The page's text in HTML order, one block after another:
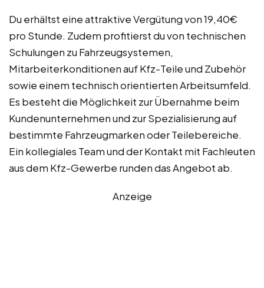
Du erhältst eine attraktive Vergütung von 19,40€
pro Stunde. Zudem profitierst du von technischen
Schulungen zu Fahrzeugsystemen,
Mitarbeiterkonditionen auf Kfz-Teile und Zubehör
sowie einem technisch orientierten Arbeitsumfeld.
Es besteht die Möglichkeit zur Übernahme beim
Kundenunternehmen und zur Spezialisierung auf
bestimmte Fahrzeugmarken oder Teilebereiche.
Ein kollegiales Team und der Kontakt mit Fachleuten
aus dem Kfz-Gewerbe runden das Angebot ab.
Anzeige